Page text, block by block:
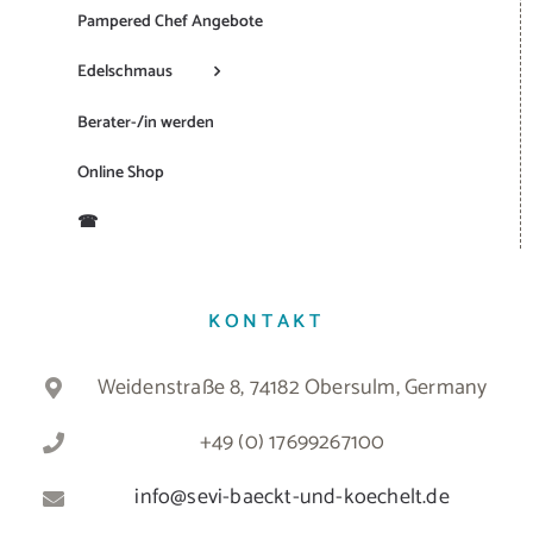
Pampered Chef Angebote
Edelschmaus
Berater-/in werden
Online Shop
☎
KONTAKT
Weidenstraße 8, 74182 Obersulm, Germany
+49 (0) 17699267100
info@sevi-baeckt-und-koechelt.de